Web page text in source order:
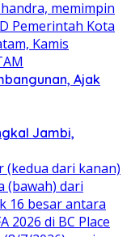
Ajak
Jambi,